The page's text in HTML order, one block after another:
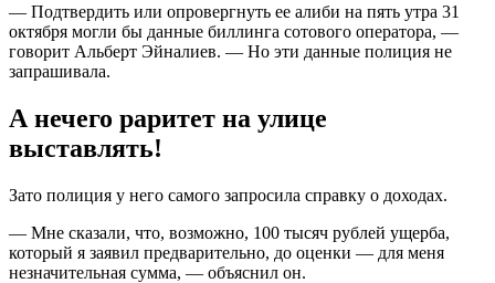
— Подтвердить или опровергнуть ее алиби на пять утра 31
октября могли бы данные биллинга сотового оператора, —
говорит Альберт Эйналиев. — Но эти данные полиция не
запрашивала.
А нечего раритет на улице
выставлять!
Зато полиция у него самого запросила справку о доходах.
— Мне сказали, что, возможно, 100 тысяч рублей ущерба,
который я заявил предварительно, до оценки — для меня
незначительная сумма, — объяснил он.